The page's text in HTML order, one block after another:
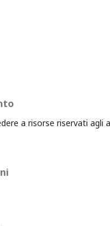
a risorse riservati agli